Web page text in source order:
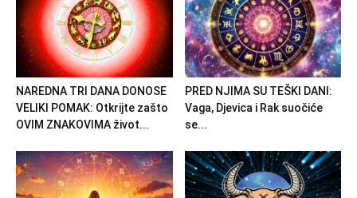
NAREDNA TRI DANA DONOSE
VELIKI POMAK: Otkrijte zašto
OVIM ZNAKOVIMA život...
PRED NJIMA SU TEŠKI DANI:
Vaga, Djevica i Rak suočiće
se...